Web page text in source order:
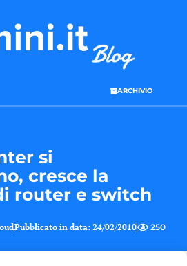
ARCHIVIO
si
cresce la
router e switch
Pubblicato in data: 24/02/2010 250